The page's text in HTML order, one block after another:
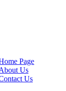
Page
Us
Us